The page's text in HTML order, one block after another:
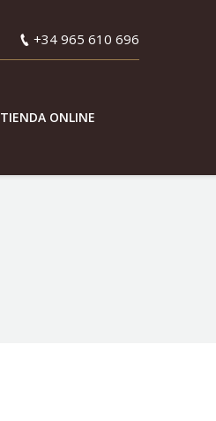
+34 965 610 696
TIENDA ONLINE